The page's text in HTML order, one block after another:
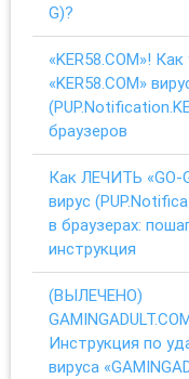
G)?
«KER58.COM»!
«KER58.COM»
браузеров
Как ЛЕЧИТЬ «GO-
вирус
в браузерах:
инструкция
(ВЫЛЕЧЕНО)
Инструкция по
вируса